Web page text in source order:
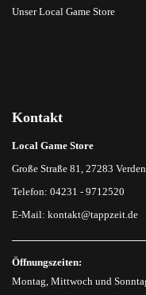
Unser Local Game Store
Kontakt
Local Game Store
Große Straße 81, 27283
Telefon: 04231 - 9712520
E-Mail: kontakt@tappzeit.de
Öffnungszeiten:
Montag, Mittwoch und